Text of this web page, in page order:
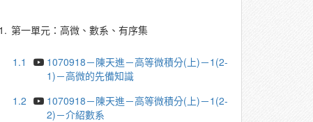
1. 第一單元：高微、數系、有序集
1.1
1070918－陳天進－高等微積分(上)－1(2-
1)－高微的先備知識
1.2
1070918－陳天進－高等微積分(上)－1(2-
2)－介紹數系